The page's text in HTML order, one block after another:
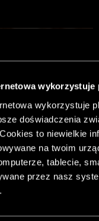
wykorzystuje
wykorzystuje
doświadczenia
to niewielkie
na twoim
tablecie,
przez nasz
& Living 40.
„Dom bardziej
Twój. Odważ się
urządzić go